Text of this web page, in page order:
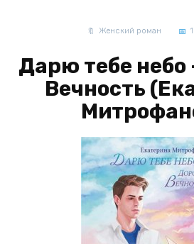
Женский роман
Дарю тебе небо
Вечность